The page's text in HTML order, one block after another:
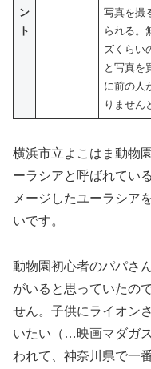
ン
ト
写真を撮
られる。
ズくらい
と写真を
に前の人
りません
横浜市立よこはま動物
ーラシアと呼ばれてい
メージしたユーラシア
いです。
動物園初心者のパパさ
がいると思っていたの
せん。子供にライオン
いたい（…映画マダガ
われて、神奈川県で一